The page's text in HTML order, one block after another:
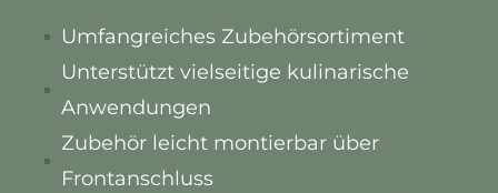
Umfangreiches Zubehörsortiment
Unterstützt vielseitige kulinarische
Anwendungen
Zubehör leicht montierbar über
Frontanschluss